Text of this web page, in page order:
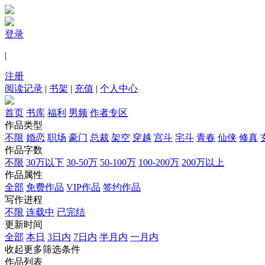
登录
|
注册
阅读记录 | 书架 | 充值 | 个人中心
首页 书库 福利 男频 作者专区
作品类型
不限 婚恋 职场 豪门 总裁 架空 穿越 宫斗 宅斗 青春 仙侠 修真
作品字数
不限 30万以下 30-50万 50-100万 100-200万 200万以上
作品属性
全部 免费作品 VIP作品 签约作品
写作进程
不限 连载中 已完结
更新时间
全部 本日 3日内 7日内 半月内 一月内
收起更多筛选条件
作品列表